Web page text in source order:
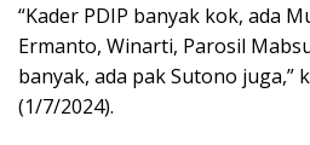
“Kader PDIP banyak kok, ada
Ermanto, Winarti, Parosil
banyak, ada pak Sutono juga,”
(1/7/2024).